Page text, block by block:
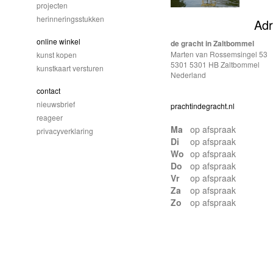
de gracht in Zaltbommel
Marten van Rossemsingel 53
5301 5301 HB Zaltbommel
Nederland
prachtindegracht.nl
Ma
op afspraak
Di
op afspraak
Wo op afspraak
Do
op afspraak
Vr
op afspraak
Za
op afspraak
Zo
op afspraak
projecten
herinneringsstukken
online winkel
kunst kopen
kunstkaart versturen
contact
nieuwsbrief
reageer
privacyverklaring